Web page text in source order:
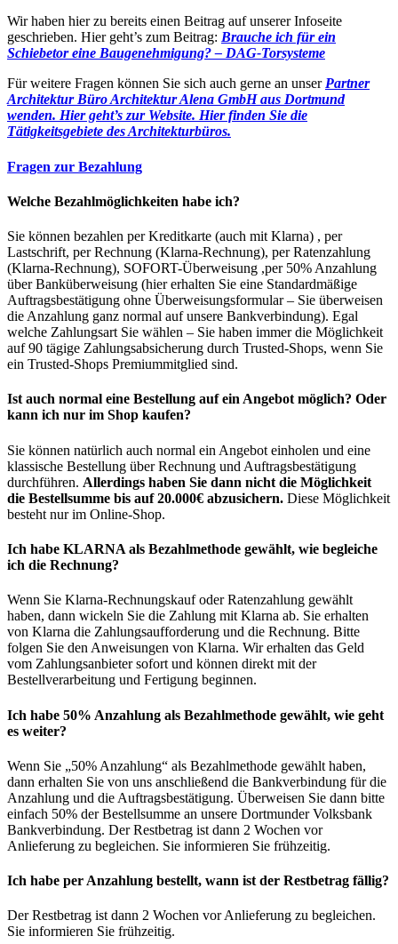
Wir haben hier zu bereits einen Beitrag auf unserer Infoseite
geschrieben. Hier geht’s zum Beitrag: Brauche ich für ein
Schiebetor eine Baugenehmigung? – DAG-Torsysteme
Für weitere Fragen können Sie sich auch gerne an unser Partner
Architektur Büro Architektur Alena GmbH aus Dortmund
wenden. Hier geht’s zur Website. Hier finden Sie die
Tätigkeitsgebiete des Architekturbüros.
Fragen zur Bezahlung
Welche Bezahlmöglichkeiten habe ich?
Sie können bezahlen per Kreditkarte (auch mit Klarna) , per
Lastschrift, per Rechnung (Klarna-Rechnung), per Ratenzahlung
(Klarna-Rechnung), SOFORT-Überweisung ,per 50% Anzahlung
über Banküberweisung (hier erhalten Sie eine Standardmäßige
Auftragsbestätigung ohne Überweisungsformular – Sie überweisen
die Anzahlung ganz normal auf unsere Bankverbindung). Egal
welche Zahlungsart Sie wählen – Sie haben immer die Möglichkeit
auf 90 tägige Zahlungsabsicherung durch Trusted-Shops, wenn Sie
ein Trusted-Shops Premiummitglied sind.
Ist auch normal eine Bestellung auf ein Angebot möglich? Oder
kann ich nur im Shop kaufen?
Sie können natürlich auch normal ein Angebot einholen und eine
klassische Bestellung über Rechnung und Auftragsbestätigung
durchführen. Allerdings haben Sie dann nicht die Möglichkeit
die Bestellsumme bis auf 20.000€ abzusichern. Diese Möglichkeit
besteht nur im Online-Shop.
Ich habe KLARNA als Bezahlmethode gewählt, wie begleiche
ich die Rechnung?
Wenn Sie Klarna-Rechnungskauf oder Ratenzahlung gewählt
haben, dann wickeln Sie die Zahlung mit Klarna ab. Sie erhalten
von Klarna die Zahlungsaufforderung und die Rechnung. Bitte
folgen Sie den Anweisungen von Klarna. Wir erhalten das Geld
vom Zahlungsanbieter sofort und können direkt mit der
Bestellverarbeitung und Fertigung beginnen.
Ich habe 50% Anzahlung als Bezahlmethode gewählt, wie geht
es weiter?
Wenn Sie „50% Anzahlung“ als Bezahlmethode gewählt haben,
dann erhalten Sie von uns anschließend die Bankverbindung für die
Anzahlung und die Auftragsbestätigung. Überweisen Sie dann bitte
einfach 50% der Bestellsumme an unsere Dortmunder Volksbank
Bankverbindung. Der Restbetrag ist dann 2 Wochen vor
Anlieferung zu begleichen. Sie informieren Sie frühzeitig.
Ich habe per Anzahlung bestellt, wann ist der Restbetrag fällig?
Der Restbetrag ist dann 2 Wochen vor Anlieferung zu begleichen.
Sie informieren Sie frühzeitig.